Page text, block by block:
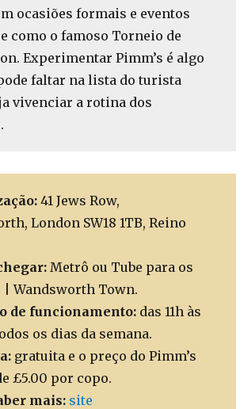
ocasiões formais e eventos
como o famoso Torneio de
Experimentar Pimm’s é algo
faltar na lista do turista
vivenciar a rotina dos
.
41 Jews Row,
London SW18 1TB, Reino
Metrô ou Tube para os
| Wandsworth Town.
de funcionamento: das 11h às
os dias da semana.
gratuita e o preço do Pimm’s
£5.00 por copo.
mais: site